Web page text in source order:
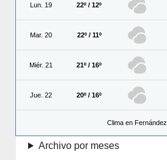
Lun. 19 22º / 12º
Mar. 20 22º / 11º
Miér. 21 21º / 16º
Jue. 22 20º / 16º
Clima en Fernández
Archivo por meses